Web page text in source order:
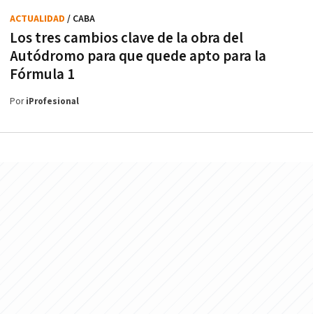
Los tres cambios clave de la obra del
Autódromo para que quede apto para la
Fórmula 1
ACTUALIDAD / CABA
PoriProfesional